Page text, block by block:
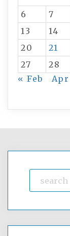
6
7
13
14
20
21
27
28
« Feb